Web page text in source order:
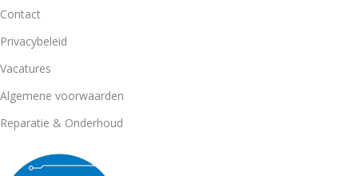
Contact
Privacybeleid
Vacatures
Algemene voorwaarden
Reparatie & Onderhoud